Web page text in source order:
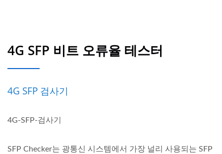
4G SFP 비트 오류율 테스터
4G SFP 검사기
4G-SFP-검사기
SFP Checker는 광통신 시스템에서 가장 널리 사용되는 SFP